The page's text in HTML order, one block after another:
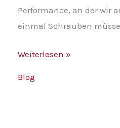
Performance, an der wir
einmal Schrauben
Weiterlesen »
Blog